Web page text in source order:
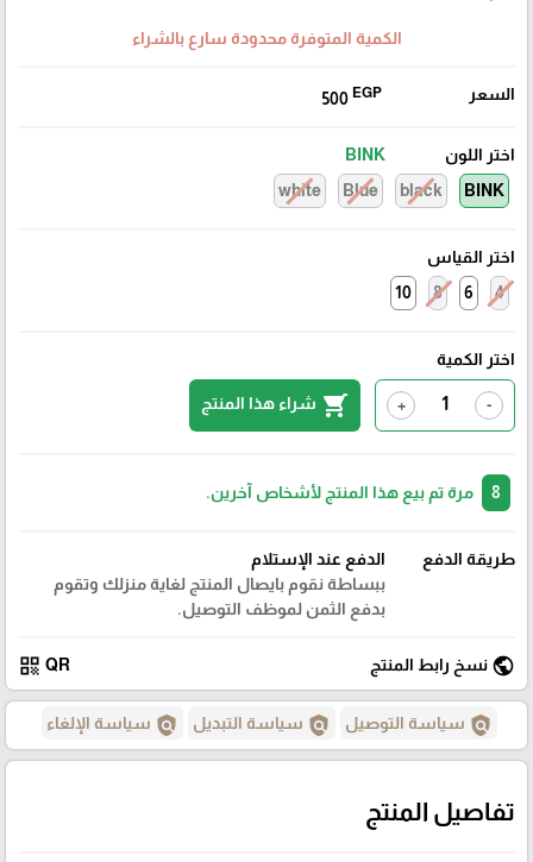
الكمية المتوفرة محدودة سارع بالشراء
السعر 500 EGP
اختر اللون
BINK
BINK
black
Blue
white
اختر القياس
4
6
8
10
اختر الكمية
-
+
shopping_cart شراء هذا المنتج
مرة تم بيع هذا المنتج لأشخاص آخرين.
طريقة الدفع
الدفع عند الإستلام
ببساطة نقوم بايصال المنتج لغاية منزلك وتقوم
بدفع الثمن لموظف التوصيل.
public نسخ رابط المنتج QR
qr_code
policy سياسة التوصيل policy سياسة التبديل policy سياسة الإلغاء
تفاصيل المنتج